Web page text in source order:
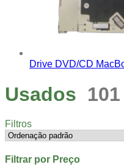
Drive DVD/CD
Usados
Filtros
Filtrar por Preço